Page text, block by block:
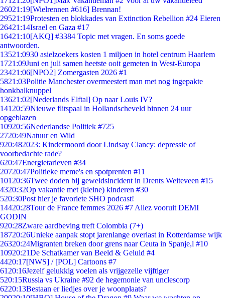
26021:19[Wielrennen #616] Brennan!
29521:19Protesten en blokkades van Extinction Rebellion #24 Eieren
26421:14Israel en Gaza #17
16421:10[AKQ] #3384 Topic met vragen. En soms goede
antwoorden.
13521:0930 asielzoekers kosten 1 miljoen in hotel centrum Haarlem
1721:09Juni en juli samen heetste ooit gemeten in West-Europa
23421:06[NPO2] Zomergasten 2026 #1
5821:03Politie Manchester overmeestert man met nog ingepakte
honkbalknuppel
13621:02[Nederlands Elftal] Op naar Louis IV?
141 20:59Nieuwe flitspaal in Hollandscheveld binnen 24 uur
opgeblazen
10920:56Nederlandse Politiek #725
2720:49Natuur en Wild
920:482023: Kindermoord door Lindsay Clancy: depressie of
voorbedachte rade?
620:47Energietarieven #34
20720:47Politieke meme's en spotprenten #11
101 20:36Twee doden bij geweldsincident in Drents Weiteveen #15
4320:32Op vakantie met (kleine) kinderen #30
520:30Post hier je favoriete SHO podcast!
14420:28Tour de France femmes 2026 #7 Allez vooruit DEMI
GODIN
920:28Zware aardbeving treft Colombia (7+)
18720:26Unieke aanpak stopt jarenlange overlast in Rotterdamse wijk
26320:24Migranten breken door grens naar Ceuta in Spanje,l #10
10920:21De Schatkamer van Beeld & Geluid #4
4420:17[NWS] / [POL] Cartoons #7
61 20:16Jezelf gelukkig voelen als vrijgezelle vijftiger
520:15Russia vs Ukraine #92 de hegemonie van unclescorp
6220:13Bestaan er liedjes over je woonplaats?